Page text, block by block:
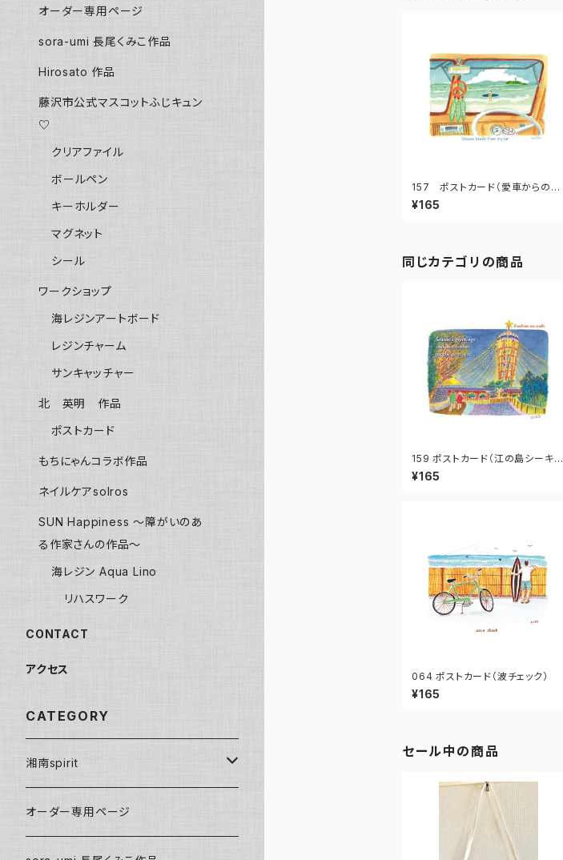
157 ポストカード（愛車からの眺
め）
¥165
同じカテゴリの商品
159 ポストカード（江の島シーキャ
ンドル）
¥165
064 ポストカード（波チェック）
¥165
セール中の商品
オーダー専用ページ
sora-umi 長尾くみこ作品
Hirosato 作品
藤沢市公式マスコットふじキュン
♡
クリアファイル
ボールペン
キーホルダー
マグネット
シール
ワークショップ
海レジンアートボード
レジンチャーム
サンキャッチャー
北 英明 作品
ポストカード
もちにゃんコラボ作品
ネイルケアsolros
SUN Happiness ～障がいのあ
る作家さんの作品～
海レジン Aqua Lino
リハスワーク
CONTACT
アクセス
CATEGORY
湘南spirit
ポストカード
オーダー専用ページ